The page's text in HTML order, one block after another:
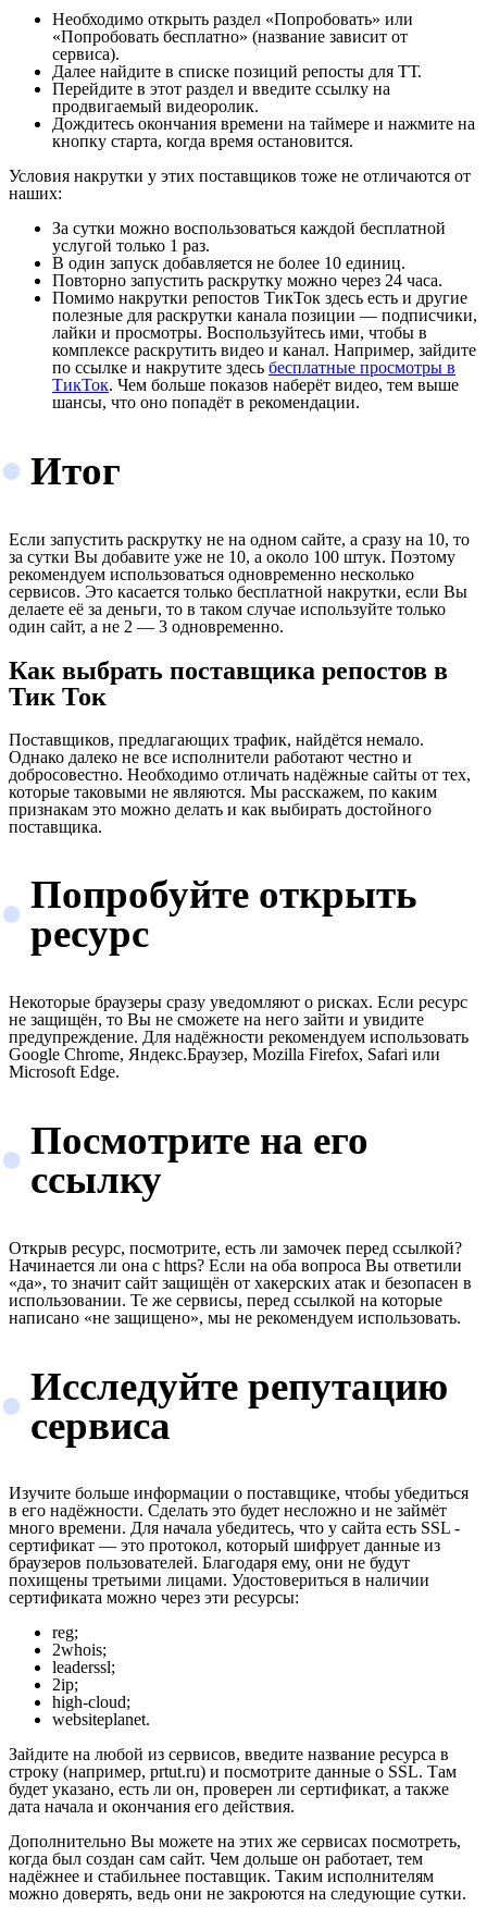
Необходимо открыть раздел «Попробовать» или
«Попробовать бесплатно» (название зависит от
сервиса).
Далее найдите в списке позиций репосты для ТТ.
Перейдите в этот раздел и введите ссылку на
продвигаемый видеоролик.
Дождитесь окончания времени на таймере и нажмите на
кнопку старта, когда время остановится.
Условия накрутки у этих поставщиков тоже не отличаются от
наших:
За сутки можно воспользоваться каждой бесплатной
услугой только 1 раз.
В один запуск добавляется не более 10 единиц.
Повторно запустить раскрутку можно через 24 часа.
Помимо накрутки репостов ТикТок здесь есть и другие
полезные для раскрутки канала позиции — подписчики,
лайки и просмотры. Воспользуйтесь ими, чтобы в
комплексе раскрутить видео и канал. Например, зайдите
по ссылке и накрутите здесь бесплатные просмотры в
ТикТок. Чем больше показов наберёт видео, тем выше
шансы, что оно попадёт в рекомендации.
Итог
Если запустить раскрутку не на одном сайте, а сразу на 10, то
за сутки Вы добавите уже не 10, а около 100 штук. Поэтому
рекомендуем использоваться одновременно несколько
сервисов. Это касается только бесплатной накрутки, если Вы
делаете её за деньги, то в таком случае используйте только
один сайт, а не 2 — 3 одновременно.
Как выбрать поставщика репостов в
Тик Ток
Поставщиков, предлагающих трафик, найдётся немало.
Однако далеко не все исполнители работают честно и
добросовестно. Необходимо отличать надёжные сайты от тех,
которые таковыми не являются. Мы расскажем, по каким
признакам это можно делать и как выбирать достойного
поставщика.
Попробуйте открыть
ресурс
Некоторые браузеры сразу уведомляют о рисках. Если ресурс
не защищён, то Вы не сможете на него зайти и увидите
предупреждение. Для надёжности рекомендуем использовать
Google Chrome, Яндекс.Браузер, Mozilla Firefox, Safari или
Microsoft Edge.
Посмотрите на его
ссылку
Открыв ресурс, посмотрите, есть ли замочек перед ссылкой?
Начинается ли она с https? Если на оба вопроса Вы ответили
«да», то значит сайт защищён от хакерских атак и безопасен в
использовании. Те же сервисы, перед ссылкой на которые
написано «не защищено», мы не рекомендуем использовать.
Исследуйте репутацию
сервиса
Изучите больше информации о поставщике, чтобы убедиться
в его надёжности. Сделать это будет несложно и не займёт
много времени. Для начала убедитесь, что у сайта есть SSL -
сертификат — это протокол, который шифрует данные из
браузеров пользователей. Благодаря ему, они не будут
похищены третьими лицами. Удостовериться в наличии
сертификата можно через эти ресурсы:
reg;
2whois;
leaderssl;
2ip;
high-cloud;
websiteplanet.
Зайдите на любой из сервисов, введите название ресурса в
строку (например, prtut.ru) и посмотрите данные о SSL. Там
будет указано, есть ли он, проверен ли сертификат, а также
дата начала и окончания его действия.
Дополнительно Вы можете на этих же сервисах посмотреть,
когда был создан сам сайт. Чем дольше он работает, тем
надёжнее и стабильнее поставщик. Таким исполнителям
можно доверять, ведь они не закроются на следующие сутки.